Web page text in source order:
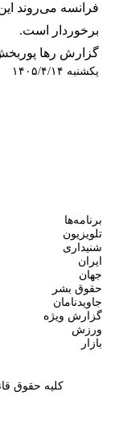
فرانسه می‌روند این
برخوردار است.
گزارش رها
یکشنبه ۱۴۰۵/۴/۱۴
برنامه‌ها
تلویزیون
شنیداری
ایران
جهان
حقوق بشر
جاویدنامان
گزارش ویژه
ورزش
بازار
کلیه حقوق